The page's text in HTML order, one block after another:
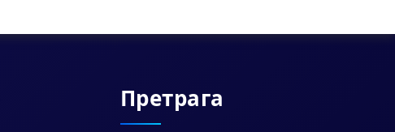
Претрага